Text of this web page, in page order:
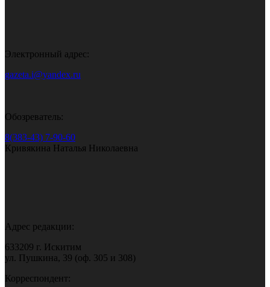
Электронный адрес:
gazeta.i@yandex.ru
Обозреватель:
8(383-43) 7-90-60
Кривякина Наталья Николаевна
Адрес редакции:
633209 г. Искитим
ул. Пушкина, 39 (оф. 305 и 308)
Корреспондент: